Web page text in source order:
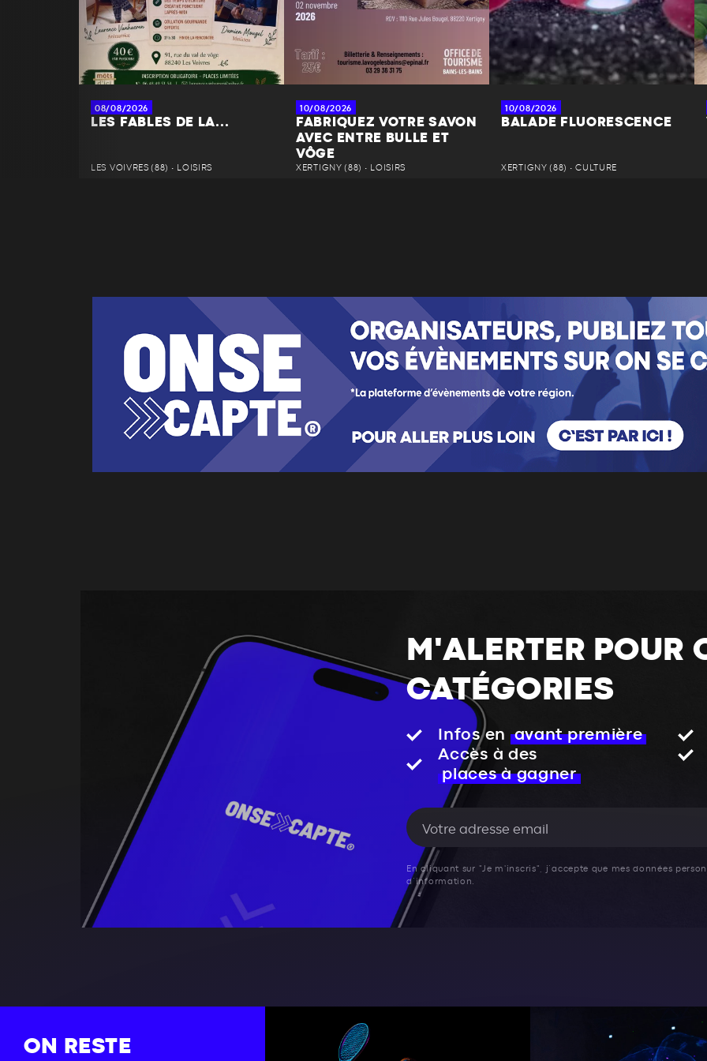
08/08/2026
LES FABLES DE LA...
LES VOIVRES (88) • LOISIRS
10/08/2026
FABRIQUEZ VOTRE SAVON
AVEC ENTRE BULLE ET
VÔGE
XERTIGNY (88) • LOISIRS
10/08/2026
BALADE FLUORESCENCE
XERTIGNY (88) • CULTURE
M'ALERTER POUR
CATÉGORIES
Infos en
avant première
Accès à des
places à gagner
En cliquant sur "Je m'inscris", j’accepte que mes données
d’information.
ON RESTE